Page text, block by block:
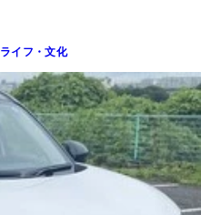
ライフ・文化